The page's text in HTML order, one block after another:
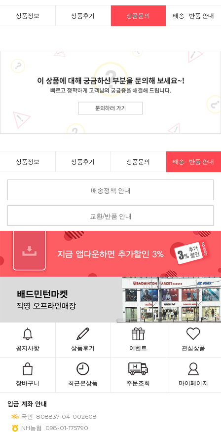
상품정보 상품후기 상품문의 배송 · 반품 안내
상품정보 상품후기 상품문의 배송 · 반품 안내
배송정책 안내
교환/반품 안내
공지사항 상품후기 이벤트 관심상품
장바구니 최근본상품 주문조회 마이페이지
입금 계좌 안내
국민 808837-04-002608
NH농협
098-01-175790